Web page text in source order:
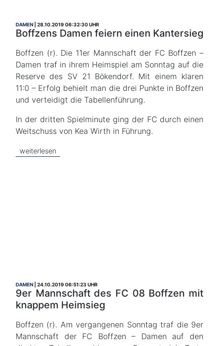
DAMEN 28.10.2019 06:32:30 UHR
Boffzens Damen feiern einen Kantersieg
Boffzen (r). Die 11er Mannschaft der FC Boffzen –
Damen traf in ihrem Heimspiel am Sonntag auf die
Reserve des SV 21 Bökendorf. Mit einem klaren
11:0 – Erfolg behielt man die drei Punkte in Boffzen
und verteidigt die Tabellenführung.
In der dritten Spielminute ging der FC durch einen
Weitschuss von Kea Wirth in Führung.
weiterlesen
DAMEN 24.10.2019 06:51:23 UHR
9er Mannschaft des FC 08 Boffzen mit
knappem Heimsieg
Boffzen (r). Am vergangenen Sonntag traf die 9er
Mannschaft der FC Boffzen – Damen auf den